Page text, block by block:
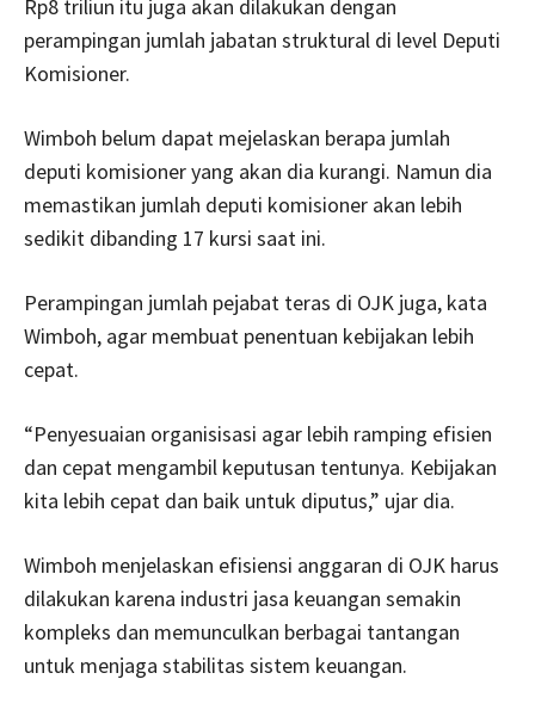
Rp8 triliun itu juga akan dilakukan dengan
perampingan jumlah jabatan struktural di level Deputi
Komisioner.
Wimboh belum dapat mejelaskan berapa jumlah
deputi komisioner yang akan dia kurangi. Namun dia
memastikan jumlah deputi komisioner akan lebih
sedikit dibanding 17 kursi saat ini.
Perampingan jumlah pejabat teras di OJK juga, kata
Wimboh, agar membuat penentuan kebijakan lebih
cepat.
“Penyesuaian organisisasi agar lebih ramping efisien
dan cepat mengambil keputusan tentunya. Kebijakan
kita lebih cepat dan baik untuk diputus,” ujar dia.
Wimboh menjelaskan efisiensi anggaran di OJK harus
dilakukan karena industri jasa keuangan semakin
kompleks dan memunculkan berbagai tantangan
untuk menjaga stabilitas sistem keuangan.